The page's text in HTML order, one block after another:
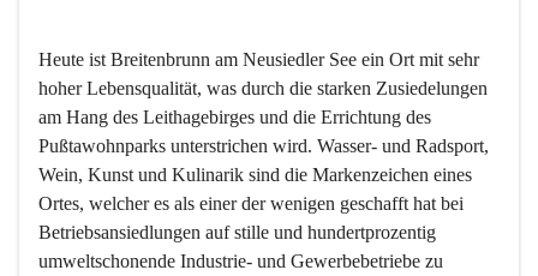
Heute ist Breitenbrunn am Neusiedler See ein Ort mit sehr
hoher Lebensqualität, was durch die starken Zusiedelungen
am Hang des Leithagebirges und die Errichtung des
Pußtawohnparks unterstrichen wird. Wasser- und Radsport,
Wein, Kunst und Kulinarik sind die Markenzeichen eines
Ortes, welcher es als einer der wenigen geschafft hat bei
Betriebsansiedlungen auf stille und hundertprozentig
umweltschonende Industrie- und Gewerbebetriebe zu